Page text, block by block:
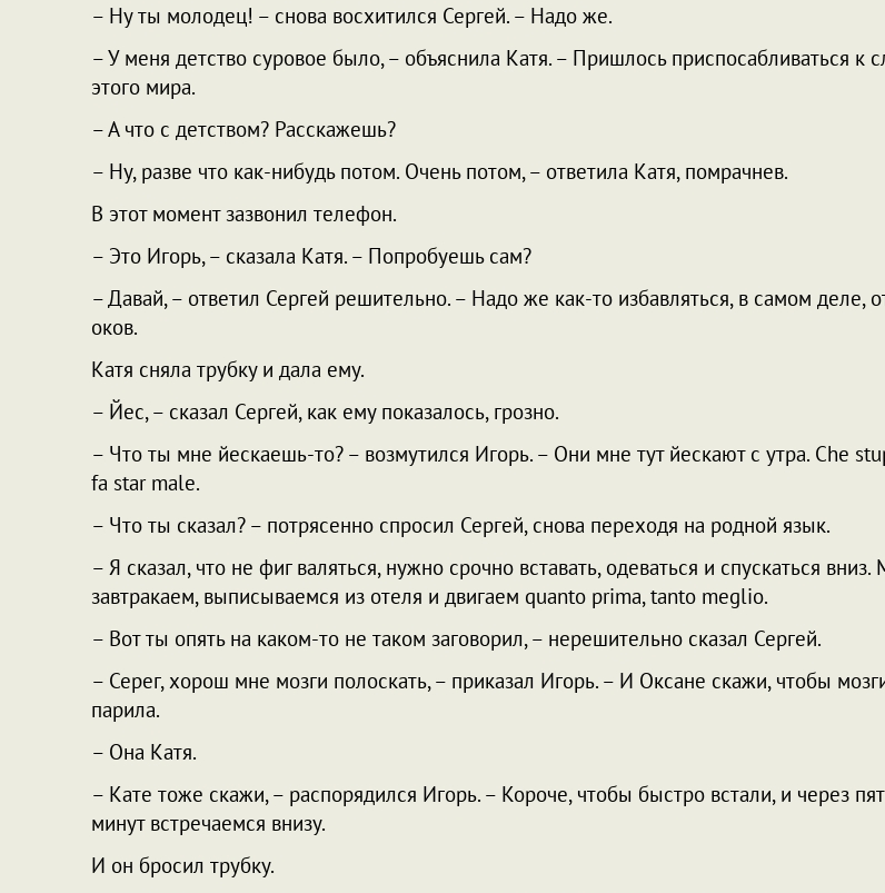
– Ну ты молодец! – снова восхитился Сергей. – Надо же.
– У меня детство суровое было, – объяснила Катя. – Пришлось приспосабливаться к
этого мира.
– А что с детством? Расскажешь?
– Ну, разве что как-нибудь потом. Очень потом, – ответила Катя, помрачнев.
В этот момент зазвонил телефон.
– Это Игорь, – сказала Катя. – Попробуешь сам?
– Давай, – ответил Сергей решительно. – Надо же как-то избавляться, в самом деле,
оков.
Катя сняла трубку и дала ему.
– Йес, – сказал Сергей, как ему показалось, грозно.
– Что ты мне йескаешь-то? – возмутился Игорь. – Они мне тут йескают с утра. Che
fa star male.
– Что ты сказал? – потрясенно спросил Сергей, снова переходя на родной язык.
– Я сказал, что не фиг валяться, нужно срочно вставать, одеваться и спускаться
завтракаем, выписываемся из отеля и двигаем quanto prima, tanto meglio.
– Вот ты опять на каком-то не таком заговорил, – нерешительно сказал Сергей.
– Серег, хорош мне мозги полоскать, – приказал Игорь. – И Оксане скажи, чтобы
парила.
– Она Катя.
– Кате тоже скажи, – распорядился Игорь. – Короче, чтобы быстро встали, и через
минут встречаемся внизу.
И он бросил трубку.